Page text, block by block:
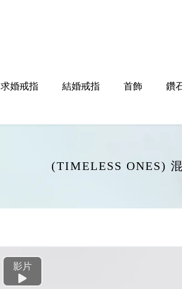
求婚戒指 結婚戒指 首飾 鑽
(TIMELESS ONES)
影片